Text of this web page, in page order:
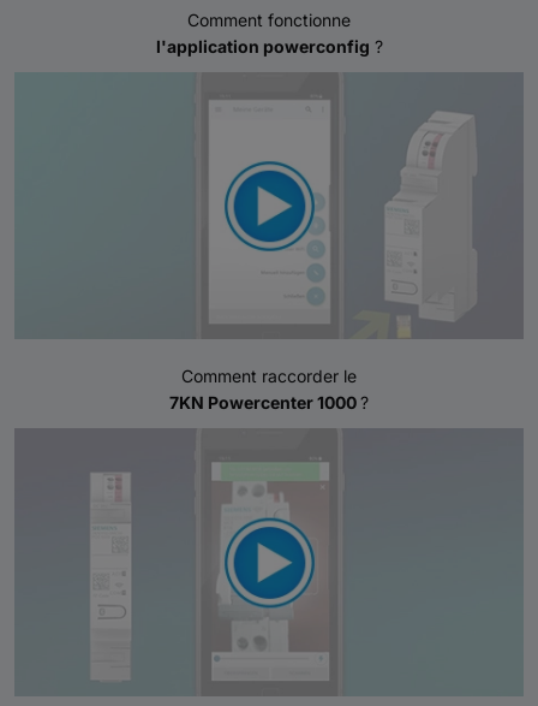
Comment fonctionne
l'application powerconfig ?
Comment raccorder le
7KN Powercenter 1000?